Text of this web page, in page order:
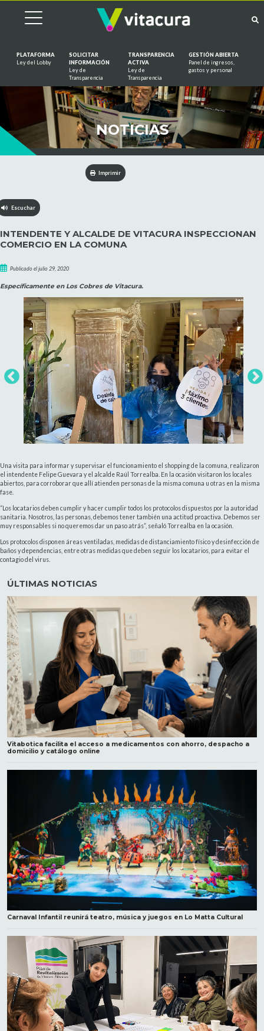
PLATAFORMA
Ley del Lobby
SOLICITAR
INFORMACIÓN
Ley de
Transparencia
TRANSPARENCIA
ACTIVA
Ley de
Transparencia
GESTIÓN ABIERTA
Panel de ingresos,
gastos y personal
NOTICIAS
Imprimir
Escuchar
INTENDENTE Y ALCALDE DE VITACURA INSPECCIONAN
COMERCIO EN LA COMUNA
Publicado el julio 29, 2020
Específicamente en Los Cobres de Vitacura.
Una visita para informar y supervisar el funcionamiento el shopping de la comuna, realizaron
el intendente Felipe Guevara y el alcalde Raúl Torrealba. En la ocasión visitaron los locales
abiertos, para corroborar que allí atienden personas de la misma comuna u otras en la misma
fase.
“Los locatarios deben cumplir y hacer cumplir todos los protocolos dispuestos por la autoridad
sanitaria. Nosotros, las personas, debemos tener también una actitud proactiva. Debemos ser
muy responsables si no queremos dar un paso atrás”, señaló Torrealba en la ocasión.
Los protocolos disponen áreas ventiladas, medidas de distanciamiento físico y desinfección de
baños y dependencias, entre otras medidas que deben seguir los locatarios, para evitar el
contagio del virus.
ÚLTIMAS NOTICIAS
Vitabotica facilita el acceso a medicamentos con ahorro, despacho a
domicilio y catálogo online
Carnaval Infantil reunirá teatro, música y juegos en Lo Matta Cultural